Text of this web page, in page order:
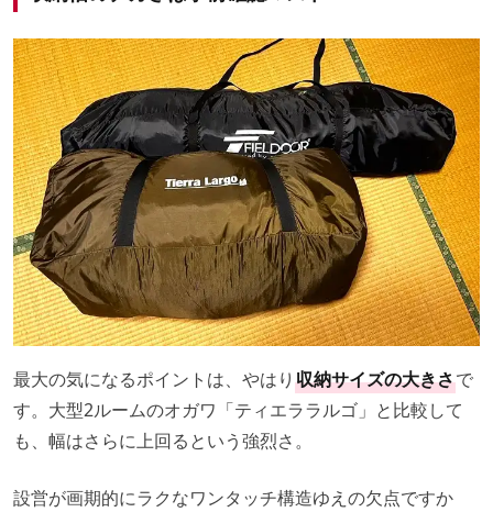
最大の気になるポイントは、やはり 収納サイズの大きさで
す。大型2ルームのオガワ「ティエララルゴ」と比較して
も、幅はさらに上回るという強烈さ。
設営が画期的にラクなワンタッチ構造ゆえの欠点ですか